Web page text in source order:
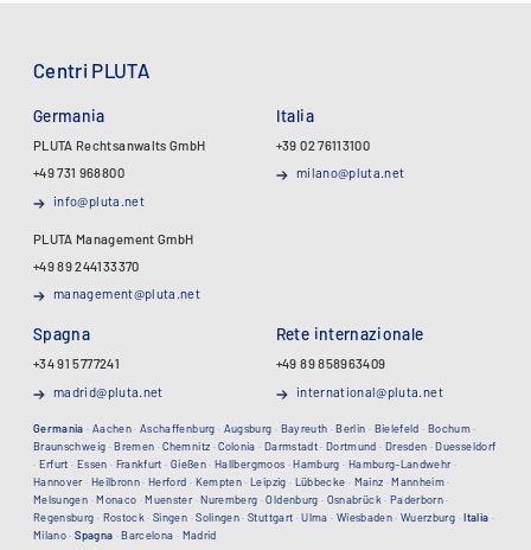
Centri PLUTA
Germania
PLUTA Rechtsanwalts GmbH
+49 731 968800
info@pluta.net
PLUTA Management GmbH
+49 89 244133370
management@pluta.net
Italia
+39 02 76113100
milano@pluta.net
Spagna
+34 91 5777241
madrid@pluta.net
Rete internazionale
+49 89 858963409
international@pluta.net
Germania · Aachen·Aschaffenburg · Augsburg · Bayreuth ·Berlin · Bielefeld · Bochum·
Braunschweig ·Bremen ·Chemnitz ·Colonia · Darmstadt·Dortmund · Dresden ·Duesseldorf
· Erfurt · Essen · Frankfurt · Gießen·Hallbergmoos ·Hamburg · Hamburg-Landwehr·
Hannover· Heilbronn·Herford · Kempten·Leipzig · Lübbecke · Mainz ·Mannheim·
Melsungen ·Monaco ·Muenster·Nuremberg ·Oldenburg · Osnabrück · Paderborn·
Regensburg · Rostock ·Singen ·Solingen·Stuttgart ·Ulma · Wiesbaden·Wuerzburg ·Italia ·
Milano·Spagna ·Barcelona · Madrid